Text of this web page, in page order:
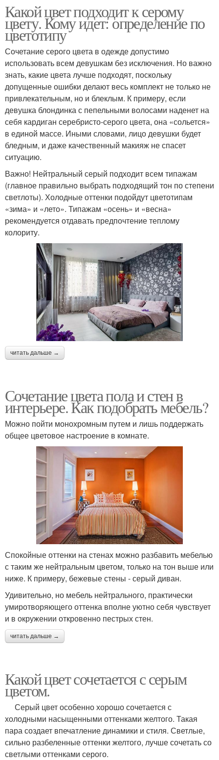
Какой цвет подходит к серому
цвету. Кому идет: определение по
цветотипу
Сочетание серого цвета в одежде допустимо
использовать всем девушкам без исключения. Но важно
знать, какие цвета лучше подходят, поскольку
допущенные ошибки делают весь комплект не только не
привлекательным, но и блеклым. К примеру, если
девушка блондинка с пепельными волосами наденет на
себя кардиган серебристо-серого цвета, она «сольется»
в единой массе. Иными словами, лицо девушки будет
бледным, и даже качественный макияж не спасет
ситуацию.
Важно! Нейтральный серый подходит всем типажам
(главное правильно выбрать подходящий тон по степени
светлоты). Холодные оттенки подойдут цветотипам
«зима» и «лето». Типажам «осень» и «весна»
рекомендуется отдавать предпочтение теплому
колориту.
читать дальше →
Сочетание цвета пола и стен в
интерьере. Как подобрать мебель?
Можно пойти монохромным путем и лишь поддержать
общее цветовое настроение в комнате.
Спокойные оттенки на стенах можно разбавить мебелью
с таким же нейтральным цветом, только на тон выше или
ниже. К примеру, бежевые стены - серый диван.
Удивительно, но мебель нейтрального, практически
умиротворяющего оттенка вполне уютно себя чувствует
и в окружении откровенно пестрых стен.
читать дальше →
Какой цвет сочетается с серым
цветом.
Серый цвет особенно хорошо сочетается с
холодными насыщенными оттенками желтого. Такая
пара создает впечатление динамики и стиля. Светлые,
сильно разбеленные оттенки желтого, лучше сочетать со
светлыми оттенками серого.